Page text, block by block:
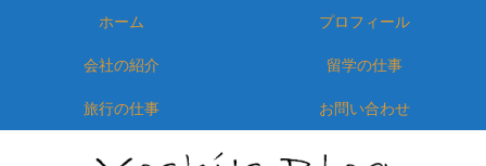
ホーム プロフィール
会社の紹介 留学の仕事
旅行の仕事 お問い合わせ